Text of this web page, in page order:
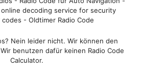
decoding service for security
- Oldtimer Radio Code
Nein leider nicht. Wir können den
benutzen dafür keinen Radio Code
Calculator.